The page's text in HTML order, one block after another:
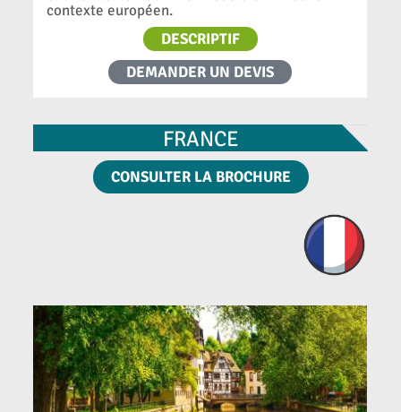
contexte européen.
DESCRIPTIF
DEMANDER UN DEVIS
FRANCE
CONSULTER LA BROCHURE